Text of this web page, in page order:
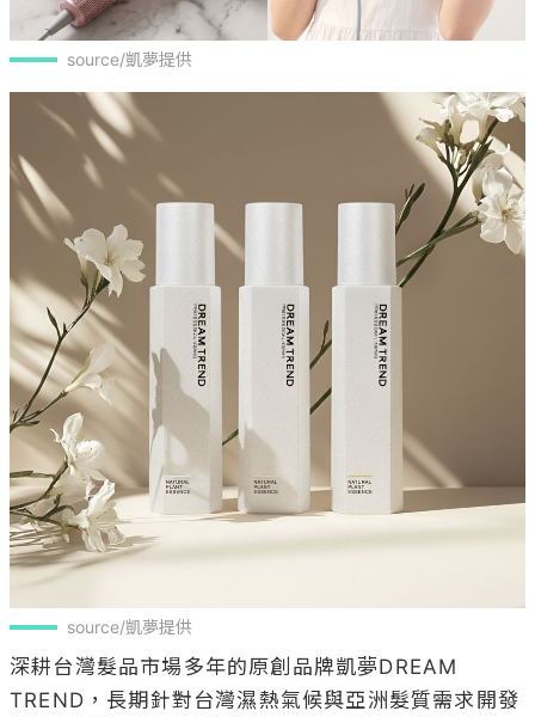
source/凱夢提供
source/凱夢提供
深耕台灣髮品市場多年的原創品牌凱夢DREAM
TREND，長期針對台灣濕熱氣候與亞洲髮質需求開發